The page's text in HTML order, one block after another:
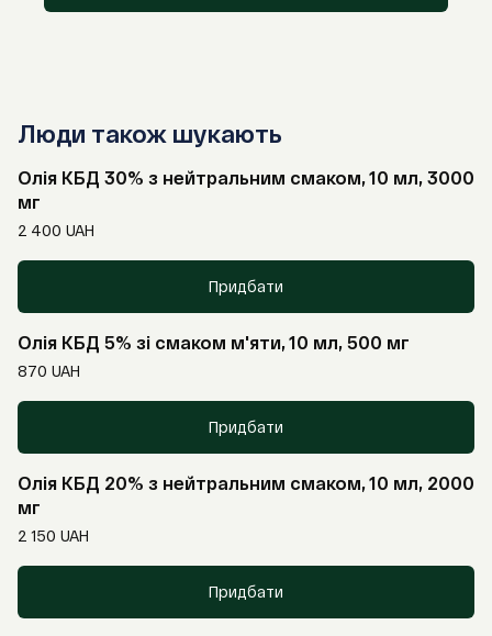
Люди також шукають
Олія КБД 30% з нейтральним смаком, 10 мл, 3000
мг
2 400 UAH
Придбати
Олія КБД 5% зі смаком м'яти, 10 мл, 500 мг
870 UAH
Придбати
Олія КБД 20% з нейтральним смаком, 10 мл, 2000
мг
2 150 UAH
Придбати